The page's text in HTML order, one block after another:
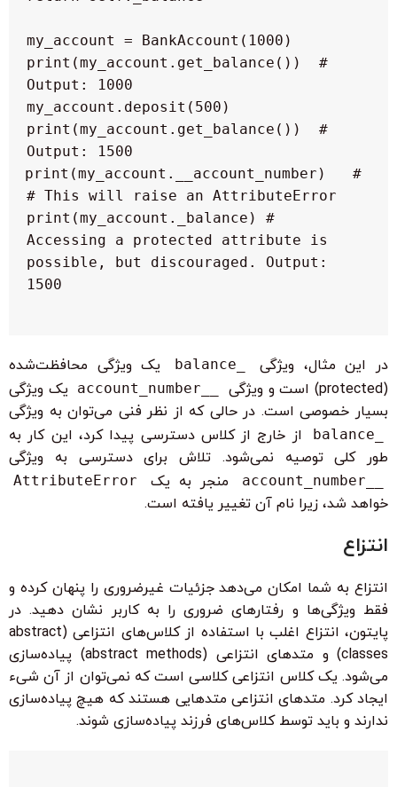
print(my_account.get_balance())  #
print(my_account.get_balance())  #
# print(my_account.__account_number)
print(my_account._balance) #
Accessing a protected attribute is
possible, but discouraged. Output:
در این مثال، ویژگی
یک ویژگی محافظت‌شده
(protected) است و ویژگی
یک ویژگی
بسیار خصوصی است. در حالی که از نظر فنی می‌توان به ویژگی
از خارج از کلاس دسترسی پیدا کرد، این کار به
طور کلی توصیه نمی‌شود. تلاش برای دسترسی به ویژگی
منجر به یک AttributeError
خواهد شد، زیرا نام آن تغییر یافته است.
انتزاع
انتزاع به شما امکان می‌دهد جزئیات غیرضروری را پنهان کرده و
فقط ویژگی‌ها و رفتارهای ضروری را به کاربر نشان دهید. در
پایتون، انتزاع اغلب با استفاده از کلاس‌های انتزاعی (abstract
classes) و متدهای انتزاعی (abstract methods) پیاده‌سازی
می‌شود. یک کلاس انتزاعی کلاسی است که نمی‌توان از آن شیء
ایجاد کرد. متدهای انتزاعی متدهایی هستند که هیچ پیاده‌سازی
ندارند و باید توسط کلاس‌های فرزند پیاده‌سازی شوند.